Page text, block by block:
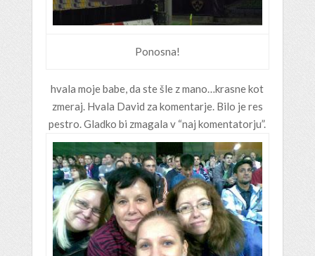
Ponosna!
hvala moje babe, da ste šle z mano…krasne kot
zmeraj. Hvala David za komentarje. Bilo je res
pestro. Gladko bi zmagala v “naj komentatorju”.